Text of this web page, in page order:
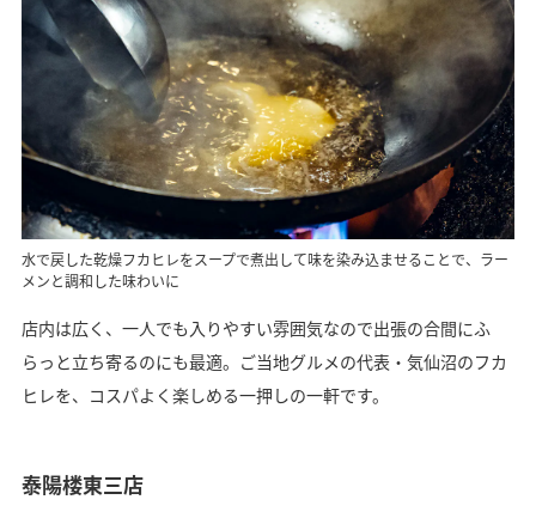
水で戻した乾燥フカヒレをスープで煮出して味を染み込ませることで、ラー
メンと調和した味わいに
店内は広く、一人でも入りやすい雰囲気なので出張の合間にふ
らっと立ち寄るのにも最適。ご当地グルメの代表・気仙沼のフカ
ヒレを、コスパよく楽しめる一押しの一軒です。
泰陽楼東三店